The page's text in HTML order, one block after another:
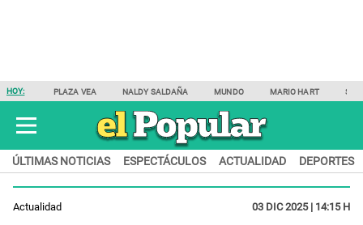
HOY: PLAZA VEA NALDY SALDAÑA MUNDO MARIO HART
ÚLTIMAS NOTICIAS ESPECTÁCULOS ACTUALIDAD DEPORTES
Actualidad 03 DIC 2025 | 14:15 H